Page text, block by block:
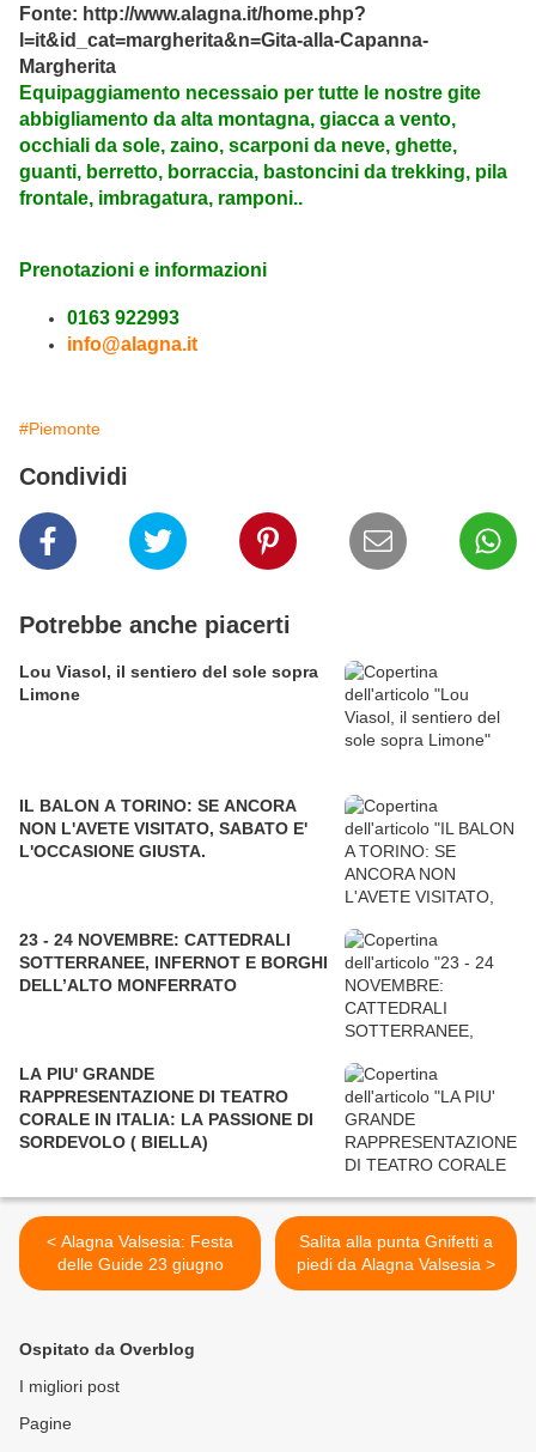
Fonte: http://www.alagna.it/home.php?
l=it&id_cat=margherita&n=Gita-alla-Capanna-
Margherita
Equipaggiamento necessaio per tutte le nostre gite
abbigliamento da alta montagna, giacca a vento,
occhiali da sole, zaino, scarponi da neve, ghette,
guanti, berretto, borraccia, bastoncini da trekking, pila
frontale, imbragatura, ramponi..
Prenotazioni e informazioni
0163 922993
info@alagna.it
#Piemonte
Condividi
Potrebbe anche piacerti
Lou Viasol, il sentiero del sole sopra
Limone
IL BALON A TORINO: SE ANCORA
NON L'AVETE VISITATO, SABATO E'
L'OCCASIONE GIUSTA.
23 - 24 NOVEMBRE: CATTEDRALI
SOTTERRANEE, INFERNOT E BORGHI
DELL’ALTO MONFERRATO
LA PIU' GRANDE
RAPPRESENTAZIONE DI TEATRO
CORALE IN ITALIA: LA PASSIONE DI
SORDEVOLO ( BIELLA)
< Alagna Valsesia: Festa
delle Guide 23 giugno
Salita alla punta Gnifetti a
piedi da Alagna Valsesia >
Ospitato da Overblog
I migliori post
Pagine